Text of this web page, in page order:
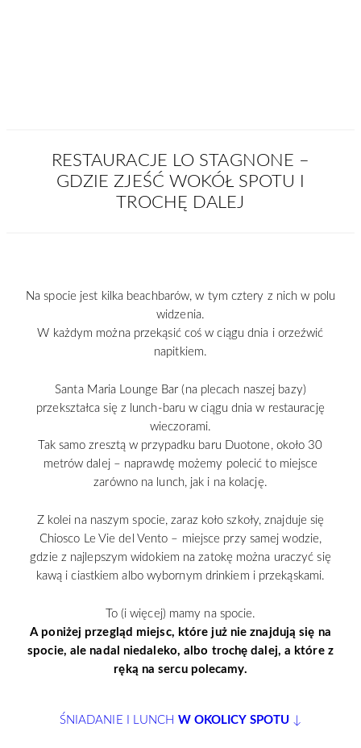
RESTAURACJE LO STAGNONE –
GDZIE ZJEŚĆ WOKÓŁ SPOTU I
TROCHĘ DALEJ
Na spocie jest kilka beachbarów, w tym cztery z nich w polu
widzenia.
W każdym można przekąsić coś w ciągu dnia i orzeźwić
napitkiem.
Santa Maria Lounge Bar (na plecach naszej bazy)
przekształca się z lunch-baru w ciągu dnia w restaurację
wieczorami.
Tak samo zresztą w przypadku baru Duotone, około 30
metrów dalej – naprawdę możemy polecić to miejsce
zarówno na lunch, jak i na kolację.
Z kolei na naszym spocie, zaraz koło szkoły, znajduje się
Chiosco Le Vie del Vento – miejsce przy samej wodzie,
gdzie z najlepszym widokiem na zatokę można uraczyć się
kawą i ciastkiem albo wybornym drinkiem i przekąskami.
To (i więcej) mamy na spocie.
A poniżej przegląd miejsc, które już nie znajdują się na
spocie, ale nadal niedaleko, albo trochę dalej, a które z
ręką na sercu polecamy.
ŚNIADANIE I LUNCH W OKOLICY SPOTU ↓